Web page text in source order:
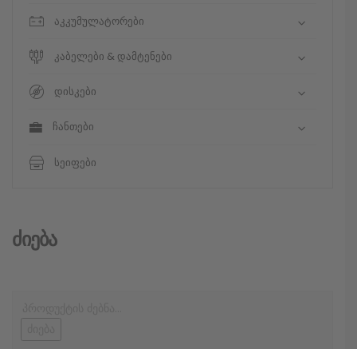
აკკუმულატორები
კაბელები & დამტენები
დისკები
ჩანთები
სეიფები
Ძიება